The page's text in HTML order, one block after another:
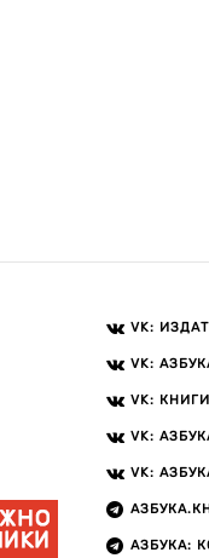
VK:
VK:
VK:
VK:
VK:
АЗБУКА: